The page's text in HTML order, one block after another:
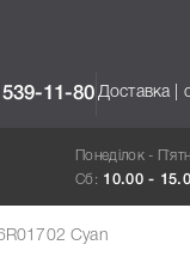
539-11-80 Доставка |
Понеділок -
Сб: 10.00 -
Cyan